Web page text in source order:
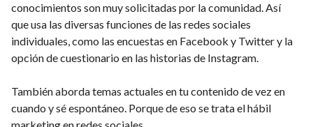
conocimientos son muy solicitadas por la comunidad. Así
que usa las diversas funciones de las redes sociales
individuales, como las encuestas en Facebook y Twitter y la
opción de cuestionario en las historias de Instagram.
También aborda temas actuales en tu contenido de vez en
cuando y sé espontáneo. Porque de eso se trata el hábil